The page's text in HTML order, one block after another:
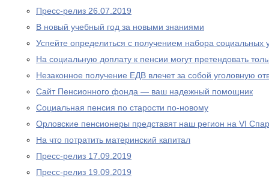
Пресс-релиз 26.07.2019
В новый учебный год за новыми знаниями
Успейте определиться с получением набора социальных
На социальную доплату к пенсии могут претендовать
Незаконное получение ЕДВ влечет за собой уголовную
Сайт Пенсионного фонда — ваш надежный помощник
Социальная пенсия по старости по-новому
Орловские пенсионеры представят наш регион на VI
На что потратить материнский капитал
Пресс-релиз 17.09.2019
Пресс-релиз 19.09.2019